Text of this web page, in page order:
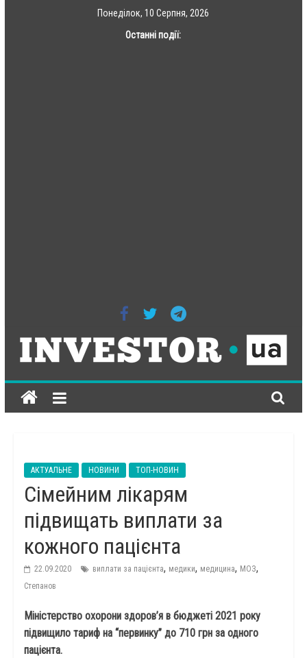
Понеділок, 10 Серпня, 2026
Останні події:
ІНВЕСТОР-
інтернет-
видання
економічну
тематику
АКТУАЛЬНЕ НОВИНИ ТОП-НОВИН
Сімейним лікарям
підвищать виплати за
кожного пацієнта
22.09.2020 виплати за пацієнта, медики, медицина, МОЗ,
Степанов
Міністерство охорони здоров’я в бюджеті 2021 року
підвищило тариф на “первинку” до 710 грн за одного
пацієнта.